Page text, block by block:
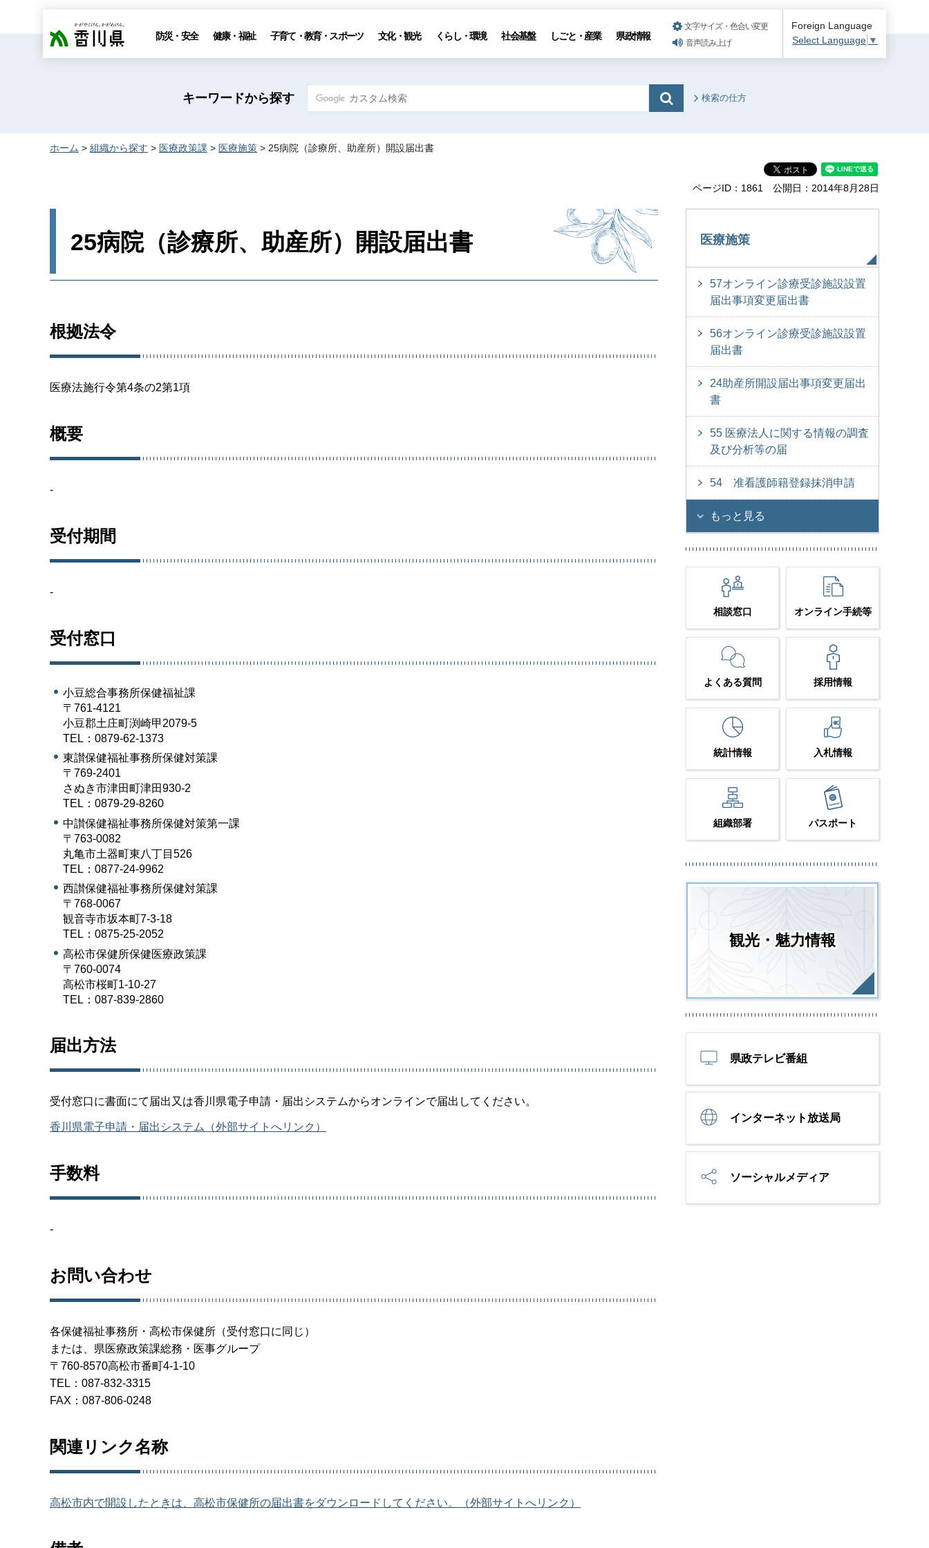
香川県 防災・安全 健康・福祉 子育て・教育・スポーツ 文化・観光 くらし・環境 社会基盤 しごと・産業 県政情報
文字サイズ・色合い変更
音声読み上げ
Foreign Language
Select Language ▼
キーワードから探す 検索の仕方
ホーム > 組織から探す > 医療政策課 > 医療施策 > 25病院（診療所、助産所）開設届出書
ページID：1861 公開日：2014年8月28日
25病院（診療所、助産所）開設届出書
根拠法令
医療法施行令第4条の2第1項
概要
-
受付期間
-
受付窓口
小豆総合事務所保健福祉課
〒761-4121
小豆郡土庄町渕崎甲2079-5
TEL：0879-62-1373
東讃保健福祉事務所保健対策課
〒769-2401
さぬき市津田町津田930-2
TEL：0879-29-8260
中讃保健福祉事務所保健対策第一課
〒763-0082
丸亀市土器町東八丁目526
TEL：0877-24-9962
西讃保健福祉事務所保健対策課
〒768-0067
観音寺市坂本町7-3-18
TEL：0875-25-2052
高松市保健所保健医療政策課
〒760-0074
高松市桜町1-10-27
TEL：087-839-2860
届出方法
受付窓口に書面にて届出又は香川県電子申請・届出システムからオンラインで届出してください。
香川県電子申請・届出システム（外部サイトへリンク）
手数料
-
お問い合わせ
各保健福祉事務所・高松市保健所（受付窓口に同じ）
または、県医療政策課総務・医事グループ
〒760-8570高松市番町4-1-10
TEL：087-832-3315
FAX：087-806-0248
関連リンク名称
高松市内で開設したときは、高松市保健所の届出書をダウンロードしてください。（外部サイトへリンク）
医療施策
57オンライン診療受診施設設置
届出事項変更届出書
56オンライン診療受診施設設置
届出書
24助産所開設届出事項変更届出
書
55 医療法人に関する情報の調査
及び分析等の届
54 准看護師籍登録抹消申請
もっと見る
相談窓口 オンライン手続等
よくある質問 採用情報
統計情報 入札情報
組織部署 パスポート
観光・魅力情報
県政テレビ番組
インターネット放送局
ソーシャルメディア